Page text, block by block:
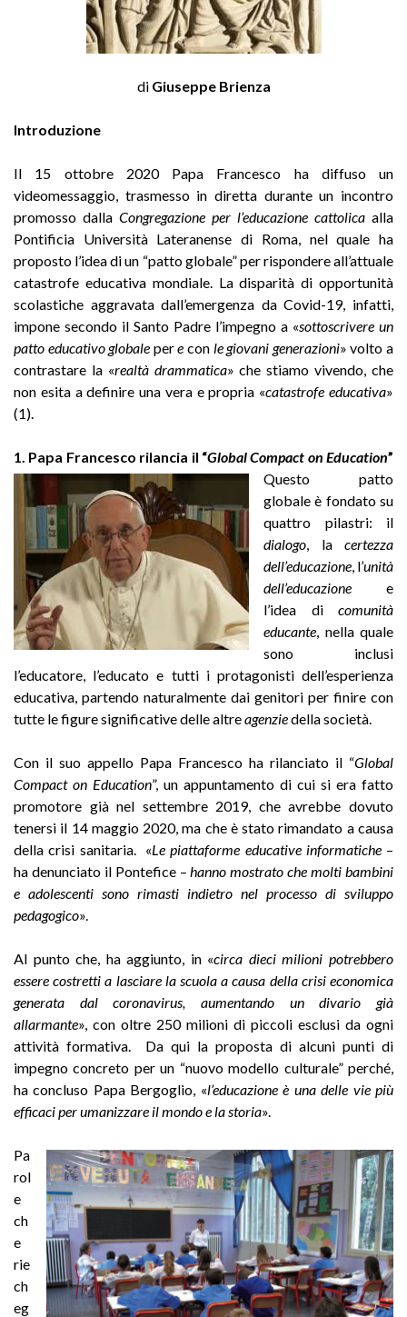
diGiuseppe Brienza
Introduzione
Il 15 ottobre 2020 Papa Francesco ha diffuso un
videomessaggio, trasmesso in diretta durante un incontro
promosso dalla Congregazione per l’educazione cattolica alla
Pontificia Università Lateranense di Roma, nel quale ha
proposto l’idea di un “patto globale” per rispondere all’attuale
catastrofe educativa mondiale. La disparità di opportunità
scolastiche aggravata dall’emergenza da Covid-19, infatti,
impone secondo il Santo Padre l’impegno a «sottoscrivere un
patto educativo globale pere con le giovani generazioni» volto a
contrastare la «realtà drammatica» che stiamo vivendo, che
non esita a definire una vera e propria «catastrofe educativa»
(1).
1. Papa Francesco rilancia il “Global Compact on Education”
Questo patto
globale è fondato su
quattro pilastri: il
dialogo , la certezza
dell’educazione , l’unità
dell’educazione e
l’idea di comunità
educante , nella quale
sono inclusi
l’educatore, l’educato e tutti i protagonisti dell’esperienza
educativa, partendo naturalmente dai genitori per finire con
tutte le figure significative delle altreagenziedella società.
Con il suo appello Papa Francesco ha rilanciato il “Global
Compact on Education”, un appuntamento di cui si era fatto
promotore già nel settembre 2019, che avrebbe dovuto
tenersi il 14 maggio 2020, ma che è stato rimandato a causa
della crisi sanitaria. «Le piattaforme educative informatiche–
ha denunciato il Pontefice – hanno mostrato che molti bambini
e adolescenti sono rimasti indietro nel processo di sviluppo
pedagogico».
Al punto che, ha aggiunto, in «circa dieci milioni potrebbero
essere costretti a lasciare la scuola a causa della crisi economica
generata dal coronavirus, aumentando un divario già
allarmante», con oltre 250 milioni di piccoli esclusi da ogni
attività formativa. Da qui la proposta di alcuni punti di
impegno concreto per un “nuovo modello culturale” perché,
ha concluso Papa Bergoglio, «l’educazione è una delle vie più
efficaci per umanizzare il mondo e la storia».
Pa
rol
e
ch
e
rie
ch
eg